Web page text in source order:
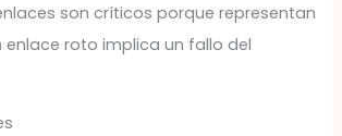
son críticos porque representan
enlace roto implica un fallo del